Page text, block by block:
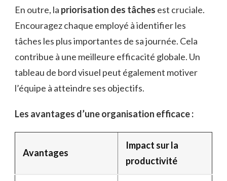
En outre, la priorisation des tâches est cruciale.
Encouragez chaque employé à identifier les
tâches les plus importantes de sa journée. Cela
contribue à une meilleure efficacité globale. Un
tableau de bord visuel peut également motiver
l’équipe à atteindre ses objectifs.
Les avantages d’une organisation efficace :
Avantages
Impact sur la
productivité